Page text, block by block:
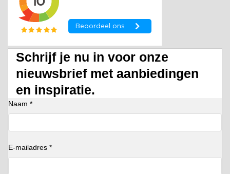
Schrijf je nu in voor onze
nieuwsbrief met aanbiedingen
en inspiratie.
Naam *
E-mailadres *